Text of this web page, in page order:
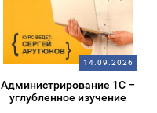
14.09.2026
Администрирование 1С –
углубленное изучение